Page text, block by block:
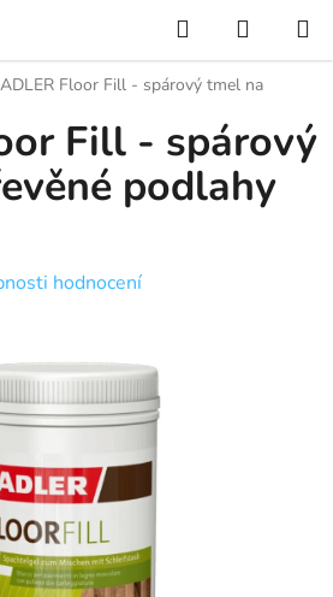
Hledat
KOŠÍK
ADLER Floor Fill - spárový tmel na
Fill - spárový
podlahy
hodnocení